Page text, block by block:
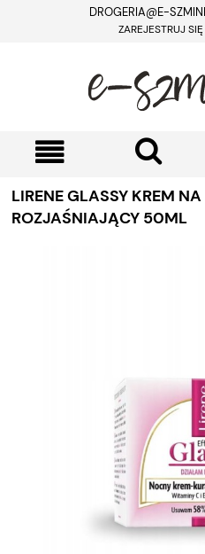
DROGERIA@E-
ZAREJESTRUJ SIĘ
LIRENE GLASSY KREM
ROZJAŚNIAJĄCY 50ML